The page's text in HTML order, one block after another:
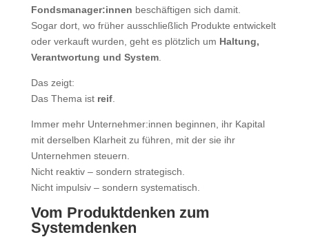
Fondsmanager:innen beschäftigen sich damit.
Sogar dort, wo früher ausschließlich Produkte entwickelt
oder verkauft wurden, geht es plötzlich um Haltung,
Verantwortung und System.
Das zeigt:
Das Thema ist reif.
Immer mehr Unternehmer:innen beginnen, ihr Kapital
mit derselben Klarheit zu führen, mit der sie ihr
Unternehmen steuern.
Nicht reaktiv – sondern strategisch.
Nicht impulsiv – sondern systematisch.
Vom Produktdenken zum
Systemdenken